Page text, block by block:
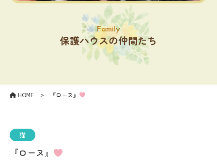
family
保護ハウスの仲間たち
HOME > 『ローヌ』
猫
『ローヌ』